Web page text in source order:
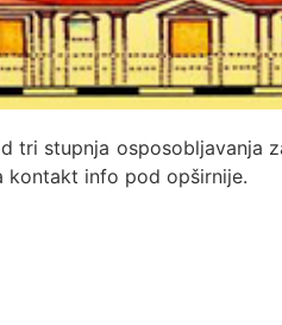
tri stupnja osposobljavanja
kontakt info pod opširnije.